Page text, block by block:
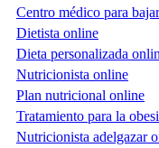
Centro médico para
Dietista online
Dieta personalizada
Nutricionista online
Plan nutricional online
Tratamiento para la
Nutricionista adelgazar